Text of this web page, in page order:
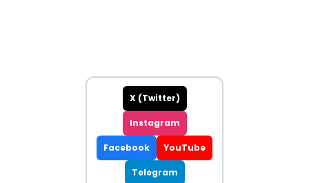
X (Twitter)
Instagram
Facebook YouTube
Telegram